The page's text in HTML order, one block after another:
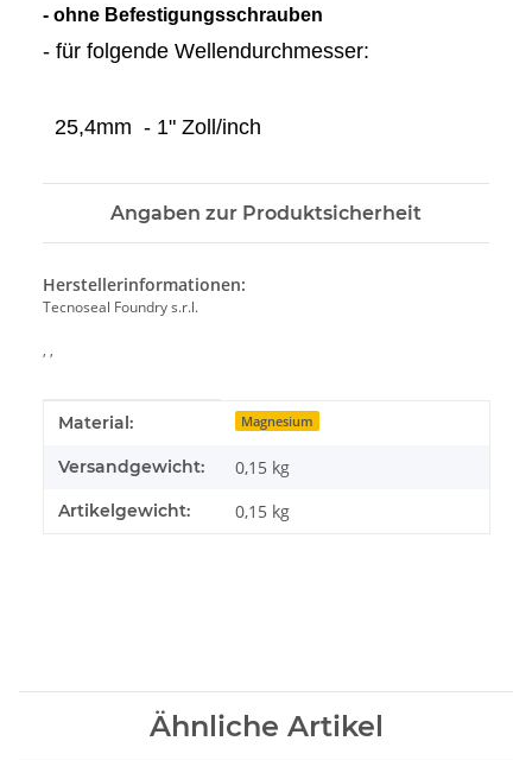
- ohne Befestigungsschrauben
- für folgende Wellendurchmesser:
25,4mm - 1" Zoll/inch
Angaben zur Produktsicherheit
Herstellerinformationen:
Tecnoseal Foundry s.r.l.
, ,
Produkteigenschaft
Wert
Material: Magnesium
Versandgewicht: 0,15 kg
Artikelgewicht: 0,15 kg
Ähnliche Artikel